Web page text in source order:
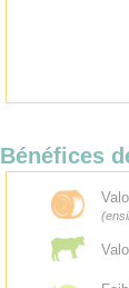
Bénéfices